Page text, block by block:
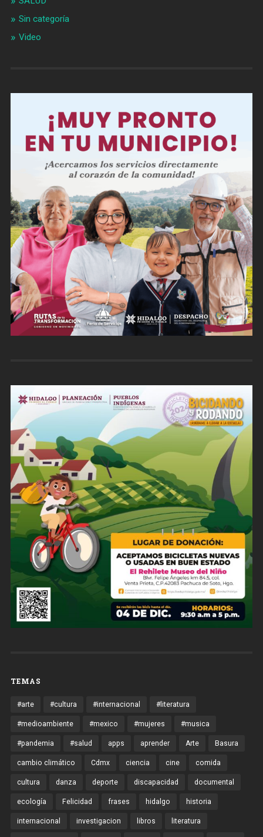
Sin categoría
Video
TEMAS
#arte #cultura #internacional #literatura
#medioambiente #mexico #mujeres #musica
#pandemia #salud apps aprender Arte Basura
cambio climático Cdmx ciencia cine comida
cultura danza deporte discapacidad documental
ecología Felicidad frases hidalgo historia
internacional investigacion libros literatura